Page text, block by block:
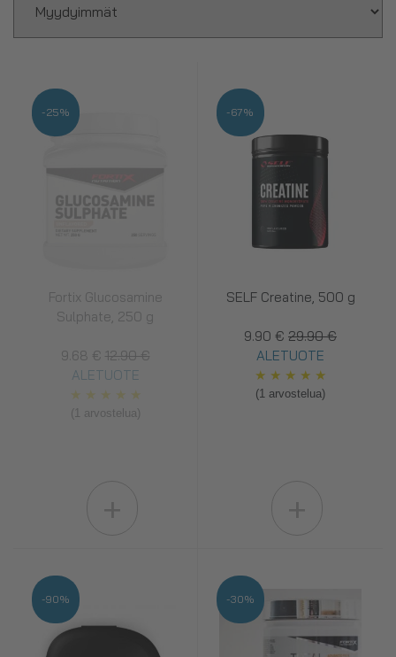
Fortix Glucosamine
Sulphate, 250 g
9.68 € 12.90 €
ALETUOTE
★ ★ ★ ★ ★
(1 arvostelua)
-25%
SELF Creatine, 500 g
9.90 € 29.90 €
ALETUOTE
★ ★ ★ ★ ★
(1 arvostelua)
-67%
-90% -30%